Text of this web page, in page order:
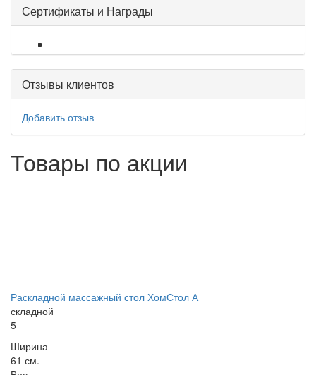
Сертификаты и Награды
Отзывы клиентов
Добавить отзыв
Товары по акции
Раскладной массажный стол ХомСтол А
складной
5
Ширина
61 см.